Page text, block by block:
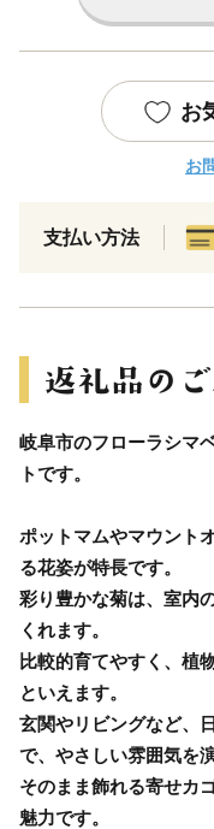
お
お
支払い方法
岐阜市のフローラシマ
トです。
ポットマムやマウント
る花姿が特長です。
彩り豊かな菊は、室内
くれます。
比較的育てやすく、植
といえます。
玄関やリビングなど、
で、やさしい雰囲気を
そのまま飾れる寄せカ
魅力です。